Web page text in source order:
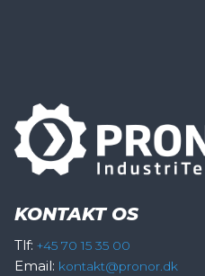
KONTAKT OS
Tlf: +45 70 15 35 00
Email: kontakt@pronor.dk